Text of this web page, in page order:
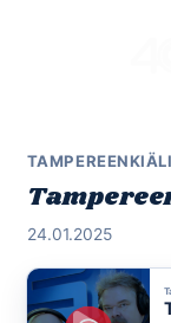
24.01.2025